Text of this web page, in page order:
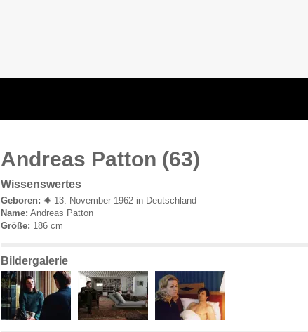
Andreas Patton (63)
Wissenswertes
Geboren: ✹ 13. November 1962 in Deutschland
Name: Andreas Patton
Größe: 186 cm
Bildergalerie